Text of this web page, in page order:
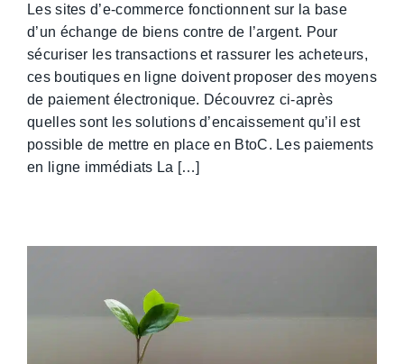
Les sites d’e-commerce fonctionnent sur la base
d’un échange de biens contre de l’argent. Pour
sécuriser les transactions et rassurer les acheteurs,
ces boutiques en ligne doivent proposer des moyens
de paiement électronique. Découvrez ci-après
quelles sont les solutions d’encaissement qu’il est
possible de mettre en place en BtoC. Les paiements
en ligne immédiats La […]